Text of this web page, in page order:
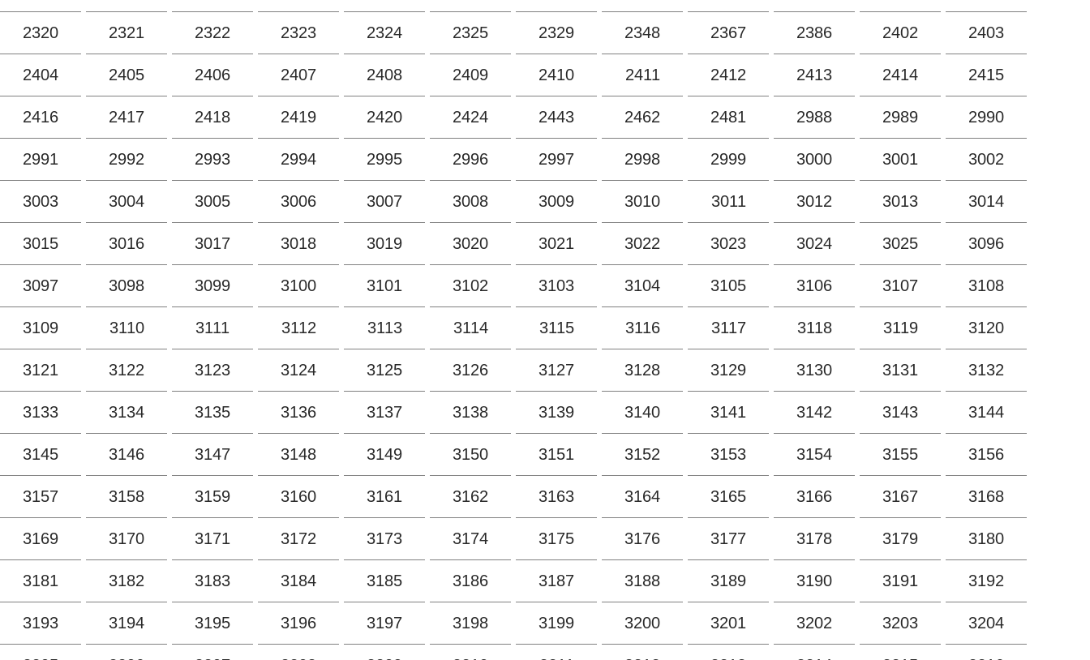
2320 2321 2322 2323 2324 2325 2329 2348 2367 2386 2402 2403
2404 2405 2406 2407 2408 2409 2410 2411 2412 2413 2414 2415
2416 2417 2418 2419 2420 2424 2443 2462 2481 2988 2989 2990
2991 2992 2993 2994 2995 2996 2997 2998 2999 3000 3001 3002
3003 3004 3005 3006 3007 3008 3009 3010 3011 3012 3013 3014
3015 3016 3017 3018 3019 3020 3021 3022 3023 3024 3025 3096
3097 3098 3099 3100 3101 3102 3103 3104 3105 3106 3107 3108
3109 3110 3111 3112 3113 3114 3115 3116 3117 3118 3119 3120
3121 3122 3123 3124 3125 3126 3127 3128 3129 3130 3131 3132
3133 3134 3135 3136 3137 3138 3139 3140 3141 3142 3143 3144
3145 3146 3147 3148 3149 3150 3151 3152 3153 3154 3155 3156
3157 3158 3159 3160 3161 3162 3163 3164 3165 3166 3167 3168
3169 3170 3171 3172 3173 3174 3175 3176 3177 3178 3179 3180
3181 3182 3183 3184 3185 3186 3187 3188 3189 3190 3191 3192
3193 3194 3195 3196 3197 3198 3199 3200 3201 3202 3203 3204